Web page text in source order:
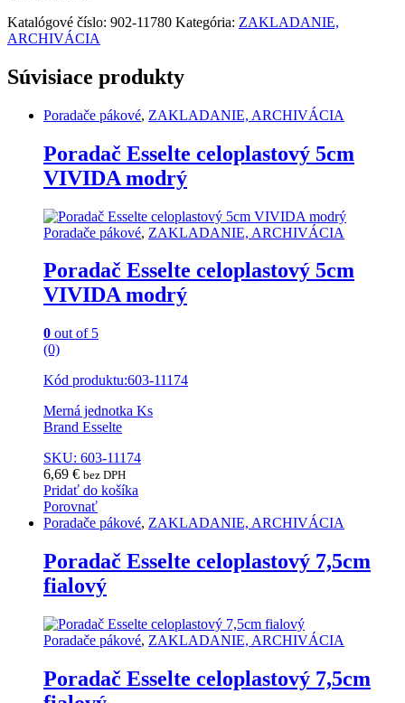
Katalógové číslo: 902-11780 Kategória: ZAKLADANIE,
ARCHIVÁCIA
Súvisiace produkty
Poradače pákové, ZAKLADANIE, ARCHIVÁCIA
Poradač Esselte celoplastový 5cm
VIVIDA modrý
Poradače pákové, ZAKLADANIE, ARCHIVÁCIA
Poradač Esselte celoplastový 5cm
VIVIDA modrý
0 out of 5
(0)
Kód produktu:603-11174
Merná jednotka Ks
Brand Esselte
SKU: 603-11174
6,69 € bez DPH
Pridať do košíka
Porovnať
Poradače pákové, ZAKLADANIE, ARCHIVÁCIA
Poradač Esselte celoplastový 7,5cm
fialový
Poradače pákové, ZAKLADANIE, ARCHIVÁCIA
Poradač Esselte celoplastový 7,5cm